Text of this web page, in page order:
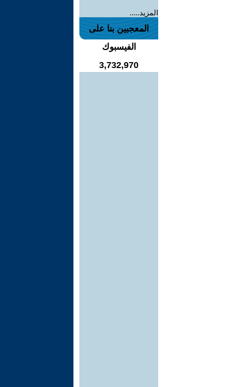
المزيد.....
المعجبين بنا على
الفيسبوك
3,732,970